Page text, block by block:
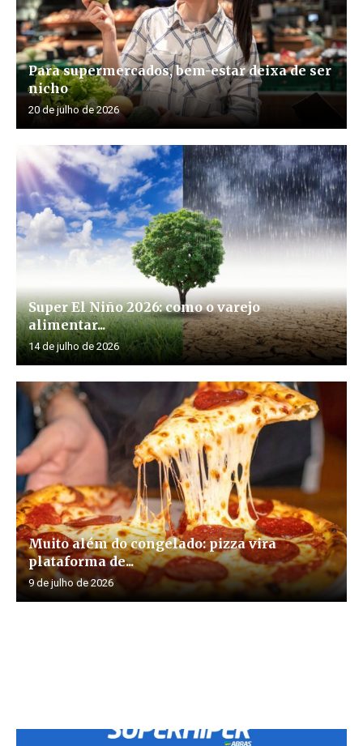
Para supermercados, bem-estar deixa de ser
nicho
20 de julho de 2026
Super El Niño 2026: como o varejo
alimentar...
14 de julho de 2026
Muito além do congelado: pizza vira
plataforma de...
9 de julho de 2026